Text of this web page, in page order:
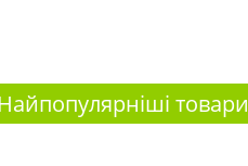
Найпопулярніші товари